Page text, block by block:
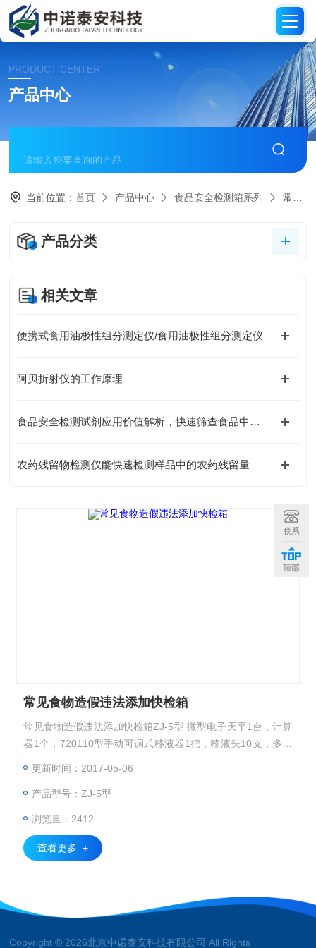
PRODUCT CENTER
产品中心
当前位置：首页 产品中心 食品安全检测箱系列 常见食物造假违法添加快检箱ZJ-5型
产品分类
相关文章
便携式食用油极性组分测定仪/食用油极性组分测定仪
阿贝折射仪的工作原理
食品安全检测试剂应用价值解析，快速筛查食品中各类有害残留物质
农药残留物检测仪能快速检测样品中的农药残留量
常见食物造假违法添加快检箱
常见食物造假违法添加快检箱ZJ-5型 微型电子天平1台，计算
器1个，720110型手动可调式移液器1把，移液头10支，多功
漏斗4个，药勺3个，250ml量筒和250ml塑料杯各1个，提取
更新时间：2017-05-06
产品型号：ZJ-5型
浏览量：2412
查看更多 +
Copyright © 2026北京中诺泰安科技有限公司 All Rights
联系
顶部